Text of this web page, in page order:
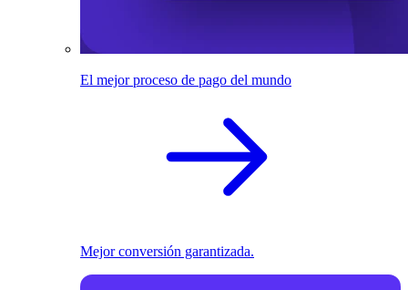
El mejor proceso de pago del mundo
Mejor conversión garantizada.